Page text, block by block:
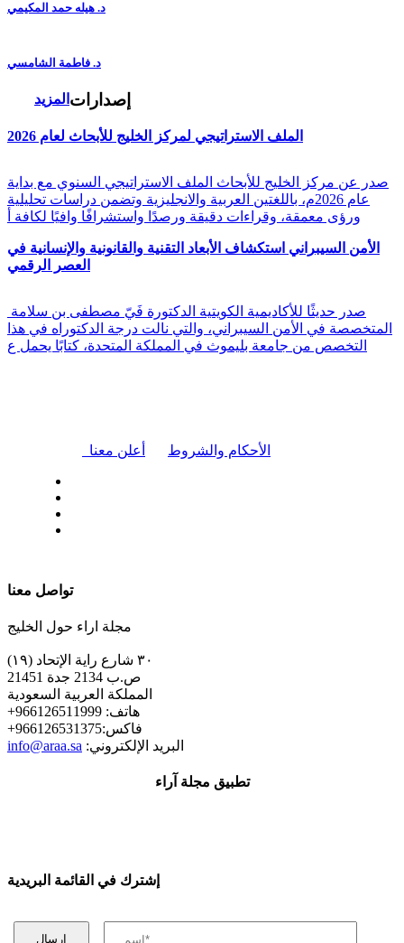
د. هيله حمد المكيمي
د. فاطمة الشامسي
المزيد إصدارات
الملف الاستراتيجي لمركز الخليج للأبحاث لعام 2026
صدر عن مركز الخليج للأبحاث الملف الاستراتيجي السنوي مع بداية
عام 2026م، باللغتين العربية والانجليزية وتضمن دراسات تحليلية
ورؤى معمقة، وقراءات دقيقة ورصدًا واستشرافًا وافيًا لكافة أ
الأمن السيبراني استكشاف الأبعاد التقنية والقانونية والإنسانية في
العصر الرقمي
المتخصصة في الأمن السيبراني، والتي نالت درجة الدكتوراه في هذا
التخصص من جامعة بليموث في المملكة المتحدة، كتابًا يحمل ع
أعلن معنا الأحكام والشروط
تواصل معنا
مجلة اراء حول الخليج
٣٠ شارع راية الإتحاد (١٩)
ص.ب 2134 جدة 21451
المملكة العربية السعودية
+هاتف: 966126511999
+فاكس:966126531375
info@araa.sa :البريد الإلكتروني
تطبيق مجلة آراء
إشترك في القائمة البريدية